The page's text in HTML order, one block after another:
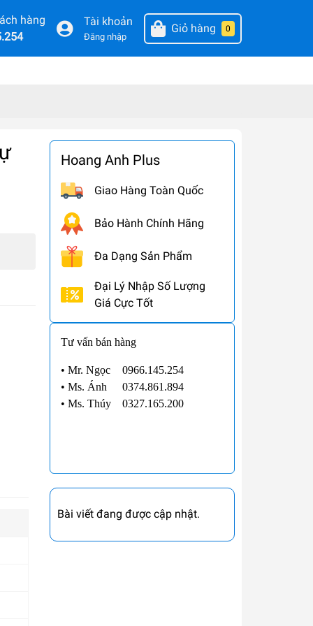
hàng
Tài khoản
Đăng nhập
Giỏ hàng 0
Hoang Anh Plus
Giao Hàng Toàn Quốc
Bảo Hành Chính Hãng
Đa Dạng Sản Phẩm
Đại Lý Nhập Số Lượng
Giá Cực Tốt
Tư vấn bán hàng
• Mr. Ngọc
0966.145.254
• Ms. Ánh
0374.861.894
• Ms. Thúy 0327.165.200
Bài viết đang được cập nhật.